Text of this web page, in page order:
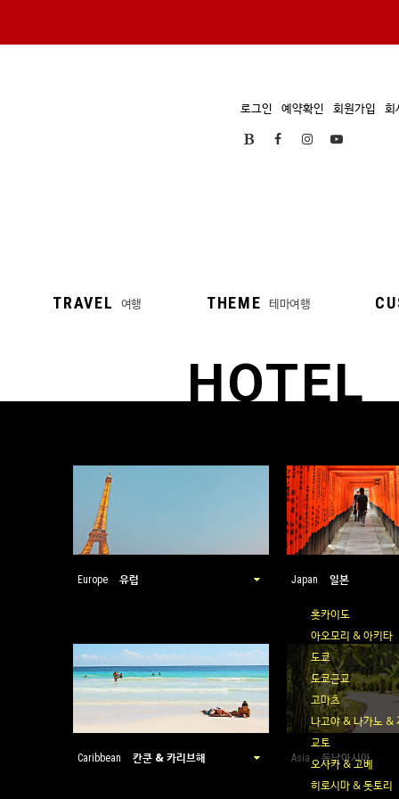
로그인 예약확인 회원가입 회
TRAVEL 여행 THEME 테마여행
HOTEL
Europe 유럽 Japan 일본
홋카이도
아오모리 & 아키타
도쿄
도쿄근교
고마츠
나고야 & 나가노 &
교토
오사카 & 고베
히로시마 & 돗토리
Caribbean 칸쿤 & 카리브해 Asia 동남아시아